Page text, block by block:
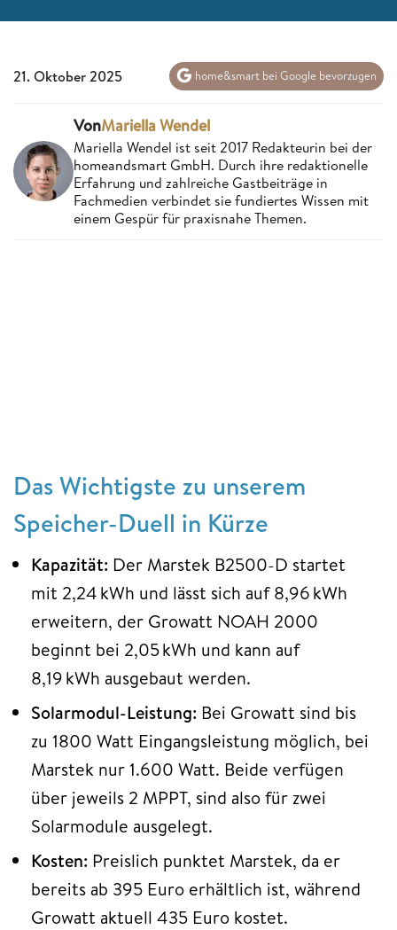
21. Oktober 2025 home&smart bei Google bevorzugen
VonMariella Wendel
Mariella Wendel ist seit 2017 Redakteurin bei der
homeandsmart GmbH. Durch ihre redaktionelle
Erfahrung und zahlreiche Gastbeiträge in
Fachmedien verbindet sie fundiertes Wissen mit
einem Gespür für praxisnahe Themen.
Das Wichtigste zu unserem
Speicher-Duell in Kürze
Kapazität: Der Marstek B2500-D startet
mit 2,24 kWh und lässt sich auf 8,96 kWh
erweitern, der Growatt NOAH 2000
beginnt bei 2,05 kWh und kann auf
8,19 kWh ausgebaut werden.
Solarmodul-Leistung: Bei Growatt sind bis
zu 1800 Watt Eingangsleistung möglich, bei
Marstek nur 1.600 Watt. Beide verfügen
über jeweils 2 MPPT, sind also für zwei
Solarmodule ausgelegt.
Kosten: Preislich punktet Marstek, da er
bereits ab 395 Euro erhältlich ist, während
Growatt aktuell 435 Euro kostet.